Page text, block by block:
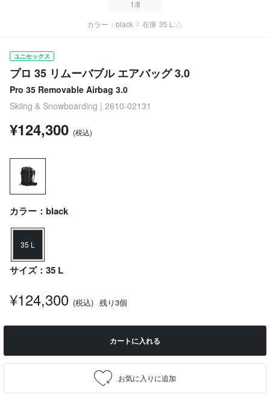
1/8
カラー：black / 在庫 35 L:△
ユニセックス
プロ 35 リムーバブル エアバッグ 3.0
Pro 35 Removable Airbag 3.0
Skiing & Snowboarding | 2610-02131
¥124,300 (税込)
カラー：black
35 L
サイズ：35 L
¥124,300 (税込) 残り3個
カートに入れる